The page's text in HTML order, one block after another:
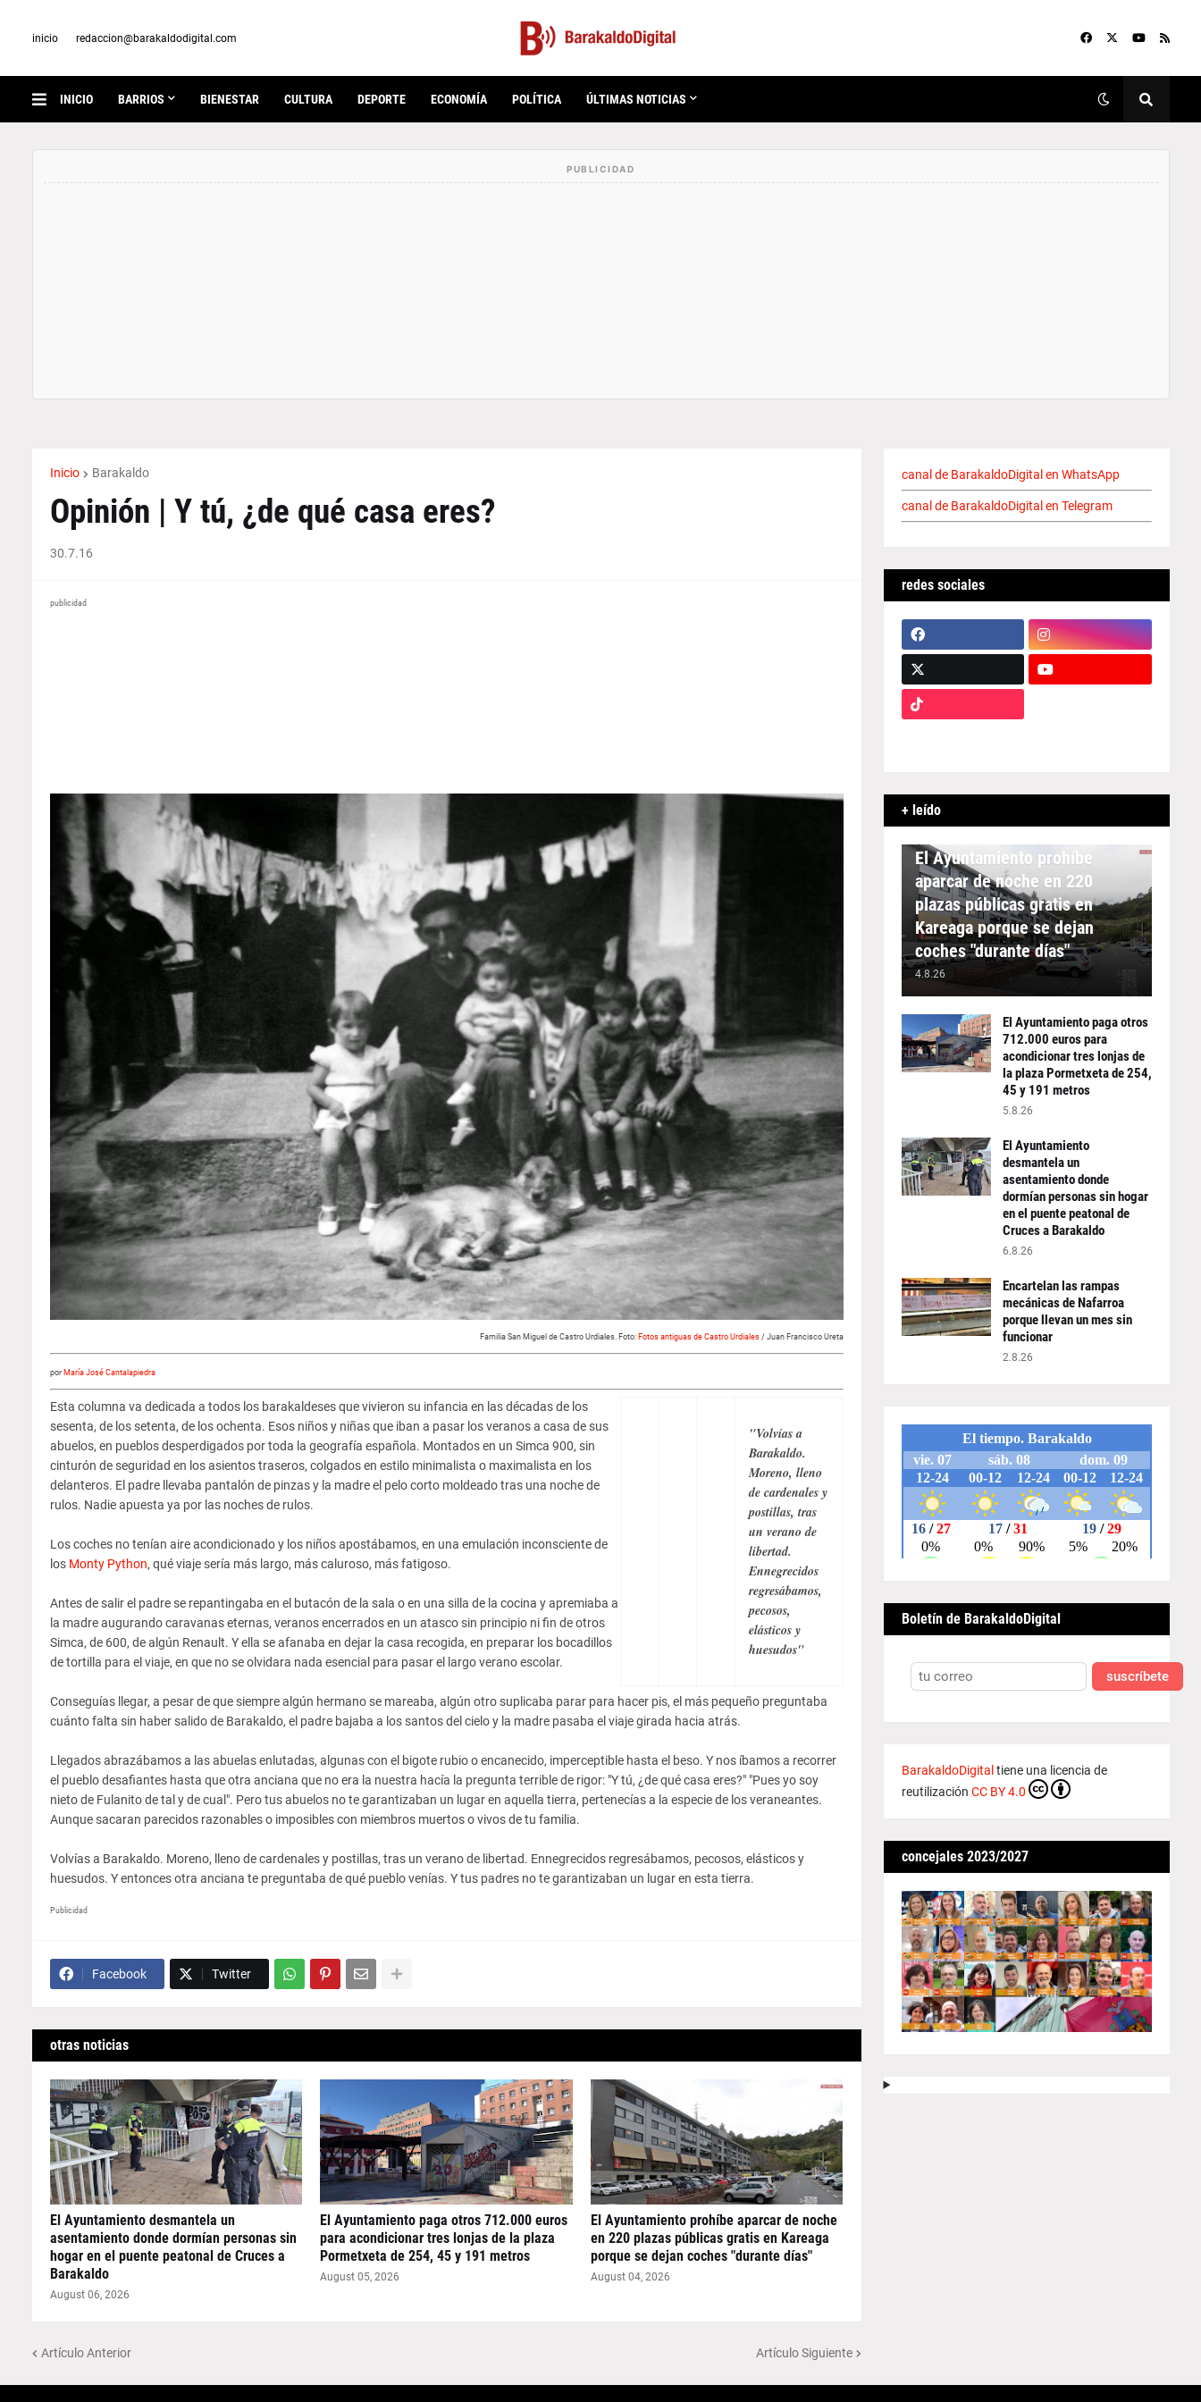
inicio redaccion@barakaldodigital.com
INICIO BARRIOS BIENESTAR CULTURA DEPORTE ECONOMÍA POLÍTICA ÚLTIMAS NOTICIAS
Inicio Barakaldo
Opinión | Y tú, ¿de qué casa eres?
30.7.16
publicidad
Familia San Miguel de Castro Urdiales. Foto: Fotos antiguas de Castro Urdiales/ Juan Francisco Ureta
por María José Cantalapiedra
"Volvías a
Barakaldo.
Moreno, lleno
de cardenales y
postillas, tras
un verano de
libertad.
Ennegrecidos
regresábamos,
pecosos,
elásticos y
huesudos"
Esta columna va dedicada a todos los barakaldeses que vivieron su infancia en las décadas de los
sesenta, de los setenta, de los ochenta. Esos niños y niñas que iban a pasar los veranos a casa de sus
abuelos, en pueblos desperdigados por toda la geografía española. Montados en un Simca 900, sin
cinturón de seguridad en los asientos traseros, colgados en estilo minimalista o maximalista en los
delanteros. El padre llevaba pantalón de pinzas y la madre el pelo corto moldeado tras una noche de
rulos. Nadie apuesta ya por las noches de rulos.
Los coches no tenían aire acondicionado y los niños apostábamos, en una emulación inconsciente de
los Monty Python, qué viaje sería más largo, más caluroso, más fatigoso.
Antes de salir el padre se repantingaba en el butacón de la sala o en una silla de la cocina y apremiaba a
la madre augurando caravanas eternas, veranos encerrados en un atasco sin principio ni fin de otros
Simca, de 600, de algún Renault. Y ella se afanaba en dejar la casa recogida, en preparar los bocadillos
de tortilla para el viaje, en que no se olvidara nada esencial para pasar el largo verano escolar.
Conseguías llegar, a pesar de que siempre algún hermano se mareaba, algún otro suplicaba parar para hacer pis, el más pequeño preguntaba
cuánto falta sin haber salido de Barakaldo, el padre bajaba a los santos del cielo y la madre pasaba el viaje girada hacia atrás.
Llegados abrazábamos a las abuelas enlutadas, algunas con el bigote rubio o encanecido, imperceptible hasta el beso. Y nos íbamos a recorrer
el pueblo desafiantes hasta que otra anciana que no era la nuestra hacía la pregunta terrible de rigor: "Y tú, ¿de qué casa eres?" "Pues yo soy
nieto de Fulanito de tal y de cual". Pero tus abuelos no te garantizaban un lugar en aquella tierra, pertenecías a la especie de los veraneantes.
Aunque sacaran parecidos razonables o imposibles con miembros muertos o vivos de tu familia.
Volvías a Barakaldo. Moreno, lleno de cardenales y postillas, tras un verano de libertad. Ennegrecidos regresábamos, pecosos, elásticos y
huesudos. Y entonces otra anciana te preguntaba de qué pueblo venías. Y tus padres no te garantizaban un lugar en esta tierra.
Publicidad
Facebook Twitter
otras noticias
El Ayuntamiento desmantela un
asentamiento donde dormían personas sin
hogar en el puente peatonal de Cruces a
Barakaldo
August 06, 2026
El Ayuntamiento paga otros 712.000 euros
para acondicionar tres lonjas de la plaza
Pormetxeta de 254, 45 y 191 metros
August 05, 2026
El Ayuntamiento prohíbe aparcar de noche
en 220 plazas públicas gratis en Kareaga
porque se dejan coches "durante días"
August 04, 2026
Artículo Anterior Artículo Siguiente
canal de BarakaldoDigital en WhatsApp
canal de BarakaldoDigital en Telegram
redes sociales
+ leído
APARCAMIENTO
El Ayuntamiento prohíbe
aparcar de noche en 220
plazas públicas gratis en
Kareaga porque se dejan
coches "durante días"
4.8.26
El Ayuntamiento paga otros
712.000 euros para
acondicionar tres lonjas de
la plaza Pormetxeta de 254,
45 y 191 metros
5.8.26
El Ayuntamiento
desmantela un
asentamiento donde
dormían personas sin hogar
en el puente peatonal de
Cruces a Barakaldo
6.8.26
Encartelan las rampas
mecánicas de Nafarroa
porque llevan un mes sin
funcionar
2.8.26
Boletín de BarakaldoDigital
suscríbete
BarakaldoDigital tiene una licencia de
reutilización CC BY 4.0
concejales 2023/2027